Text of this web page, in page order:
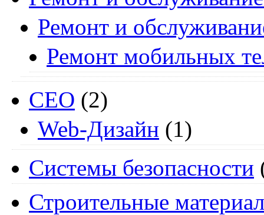
Ремонт и
Ремонт мобильных
СЕО (2)
Web-Дизайн (1)
Системы безопасности
Строительные